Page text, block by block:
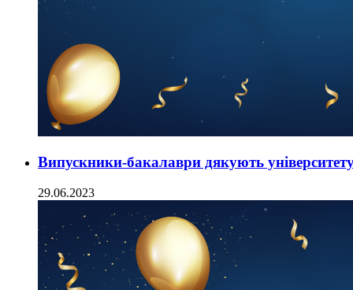
Випускники-бакалаври дякують
29.06.2023